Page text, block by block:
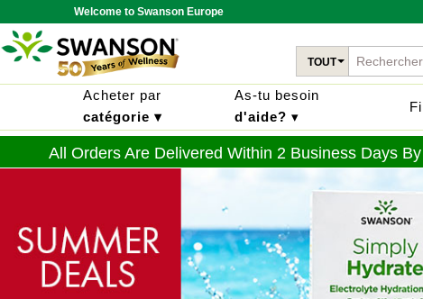
Welcome to Swanson Europe
TOUT
Acheter par
catégorie ▾
As-tu besoin
d'aide? ▾
All Orders Are Delivered Within 2 Business Days